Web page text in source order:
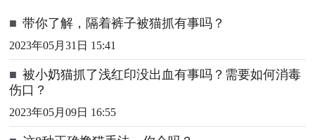
■ 带你了解，隔着裤子被猫抓有事吗？
2023年05月31日 15:41
■ 被小奶猫抓了浅红印没出血有事吗？需要如何消毒
伤口？
2023年05月09日 16:55